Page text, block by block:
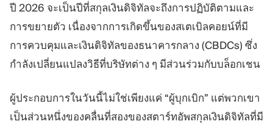
ปี 2026 จะเป็นปีที่สกุลเงินดิจิทัลจะถึงการปฏิบัติตามและ
การขยายตัว เนื่องจากการเกิดขึ้นของสเตเบิลคอยน์ที่มี
การควบคุมและเงินดิจิทัลของธนาคารกลาง (CBDCs) ซึ่ง
กำลังเปลี่ยนแปลงวิธีที่บริษัทต่าง ๆ มีส่วนร่วมกับบล็อกเชน
ผู้ประกอบการในวันนี้ไม่ใช่เพียงแค่ “ผู้บุกเบิก” แต่พวกเขา
เป็นส่วนหนึ่งของคลื่นที่สองของสตาร์ทอัพสกุลเงินดิจิทัลที่มี